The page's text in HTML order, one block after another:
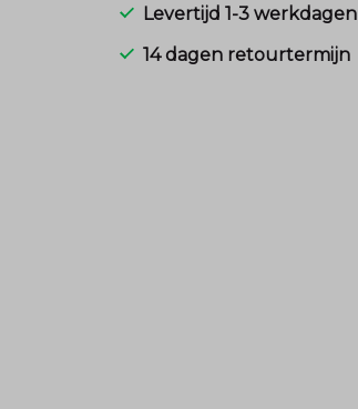
Levertijd 1-3 werkdagen
14 dagen retourtermijn